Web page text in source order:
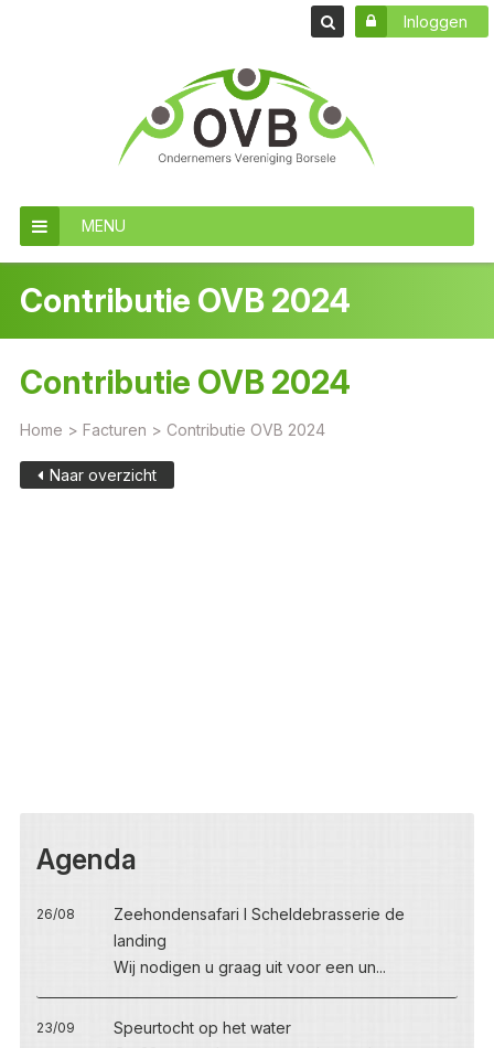
Inloggen
MENU
Contributie OVB 2024
Contributie OVB 2024
Home > Facturen > Contributie OVB 2024
Naar overzicht
Agenda
26/08
Zeehondensafari I Scheldebrasserie de
landing
Wij nodigen u graag uit voor een un...
23/09
Speurtocht op het water